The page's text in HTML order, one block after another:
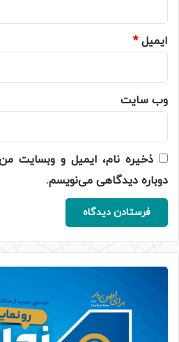
ایمیل*
وب‌ سایت
ذخیره نام، ایمیل و وبسایت
دوباره دیدگاهی می‌نویسم.